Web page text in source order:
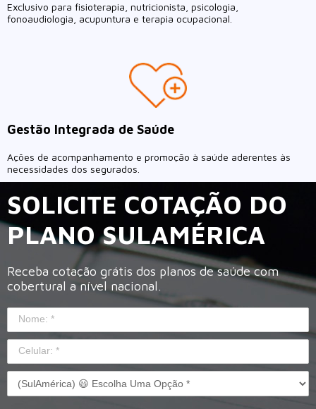
Exclusivo para fisioterapia, nutricionista, psicologia,
fonoaudiologia, acupuntura e terapia ocupacional.
Gestão Integrada de Saúde
Ações de acompanhamento e promoção à saúde aderentes às
necessidades dos segurados.
SOLICITE COTAÇÃO DO
PLANO SULAMÉRICA
Receba cotação grátis dos planos de saúde com
cobertural a nível nacional.